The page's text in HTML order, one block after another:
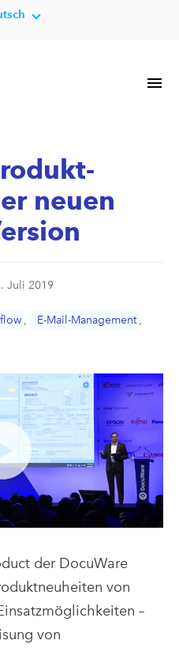
neuen
Juli 2019
, E-Mail-Management ,
der DocuWare
von
–
von